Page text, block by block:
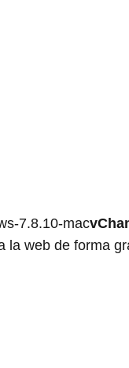
la web de forma